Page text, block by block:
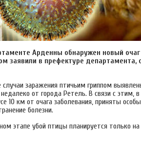
Арденны обнаружен новый очаг
заявили в префектуре
заражения птичьим гриппом
от города Ретель. В связи с этим, в
10 км от очага заболевания, приняты
болезни.
этапе убой птицы планируется только